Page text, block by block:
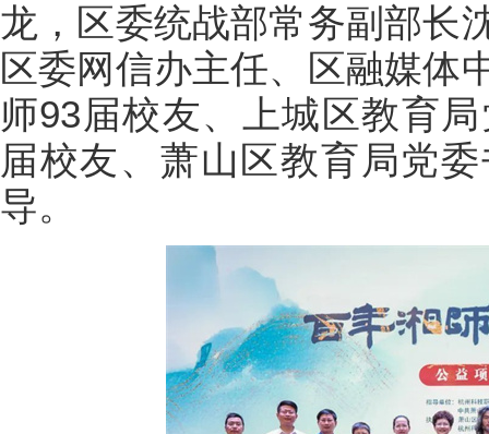
龙，区委统战部常务副部长
区委网信办主任、区融媒体
师93届校友、上城区教育
届校友、萧山区教育局党
导。